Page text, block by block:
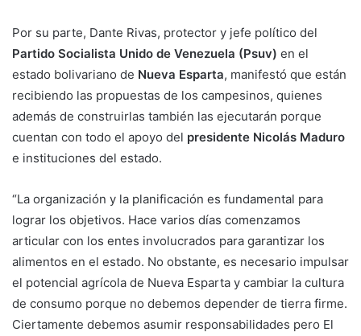
Por su parte, Dante Rivas, protector y jefe político del
Partido Socialista Unido de Venezuela (Psuv) en el
estado bolivariano de Nueva Esparta, manifestó que están
recibiendo las propuestas de los campesinos, quienes
además de construirlas también las ejecutarán porque
cuentan con todo el apoyo del presidente Nicolás Maduro
e instituciones del estado.
“La organización y la planificación es fundamental para
lograr los objetivos. Hace varios días comenzamos
articular con los entes involucrados para garantizar los
alimentos en el estado. No obstante, es necesario impulsar
el potencial agrícola de Nueva Esparta y cambiar la cultura
de consumo porque no debemos depender de tierra firme.
Ciertamente debemos asumir responsabilidades pero El